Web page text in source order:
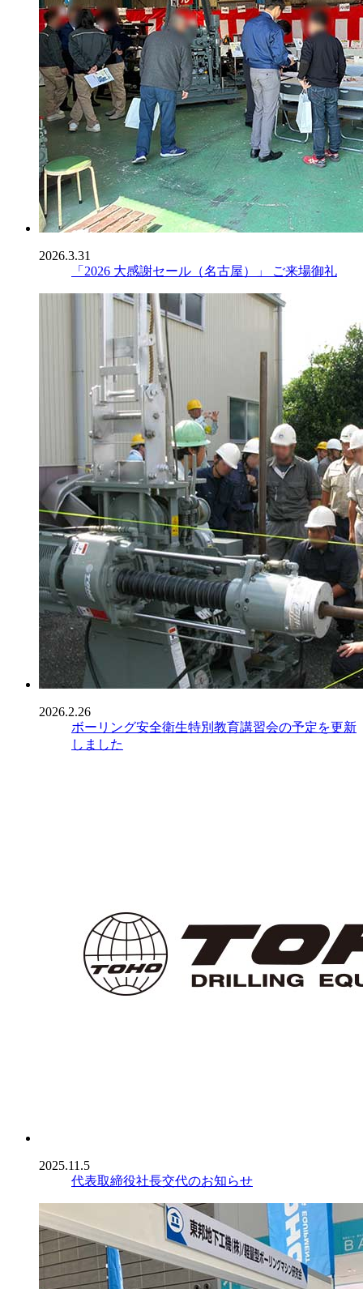
2026.3.31
「2026 大感謝セール（名古屋）」 ご来場御礼
2026.2.26
ボーリング安全衛生特別教育講習会の予定を更新
しました
2025.11.5
代表取締役社長交代のお知らせ